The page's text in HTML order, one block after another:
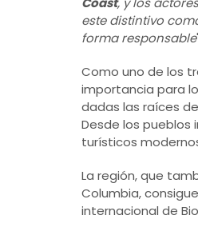
este distintivo
forma responsable
Como uno de los
importancia para
dadas las raíces
Desde los pueblos
turísticos
La región, que
Columbia,
internacional de